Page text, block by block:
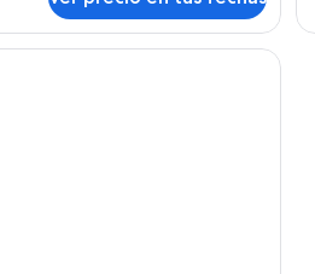
y vistas a zonas verdes.
Habitación de hotel moderna con